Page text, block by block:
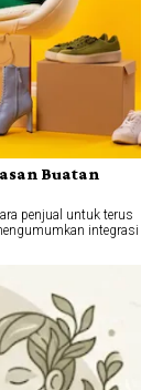
Buatan
penjual untuk terus
integrasi